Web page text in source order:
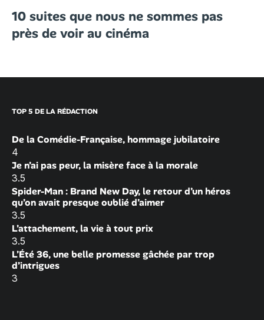
10 suites que nous ne sommes pas
près de voir au cinéma
TOP 5 DE LA RÉDACTION
De la Comédie-Française, hommage jubilatoire
4
Je n’ai pas peur, la misère face à la morale
3.5
Spider-Man : Brand New Day, le retour d’un héros
qu’on avait presque oublié d’aimer
3.5
L’attachement, la vie à tout prix
3.5
L’Été 36, une belle promesse gâchée par trop
d’intrigues
3